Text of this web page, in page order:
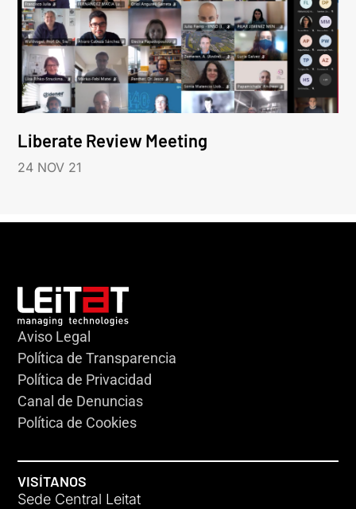
Liberate Review Meeting
24 NOV 21
Aviso Legal
Política de Transparencia
Política de Privacidad
Canal de Denuncias
Política de Cookies
VISÍTANOS
Sede Central Leitat